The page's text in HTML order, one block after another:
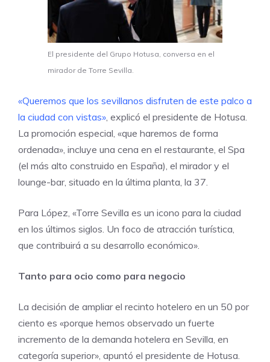
El presidente del Grupo Hotusa, conversa en el
mirador de Torre Sevilla.
«Queremos que los sevillanos disfruten de este palco a
la ciudad con vistas» , explicó el presidente de Hotusa.
La promoción especial, «que haremos de forma
ordenada», incluye una cena en el restaurante, el Spa
(el más alto construido en España), el mirador y el
lounge-bar, situado en la última planta, la 37.
Para López, «Torre Sevilla es un icono para la ciudad
en los últimos siglos. Un foco de atracción turística,
que contribuirá a su desarrollo económico».
Tanto para ocio como para negocio
La decisión de ampliar el recinto hotelero en un 50 por
ciento es «porque hemos observado un fuerte
incremento de la demanda hotelera en Sevilla, en
categoría superior», apuntó el presidente de Hotusa.